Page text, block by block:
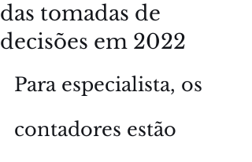
das tomadas de
decisões em 2022
Para especialista, os
contadores estão